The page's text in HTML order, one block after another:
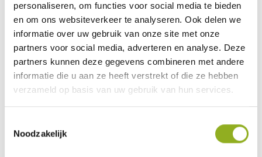
personaliseren, om functies voor social media te bieden
en om ons websiteverkeer te analyseren. Ook delen we
informatie over uw gebruik van onze site met onze
partners voor social media, adverteren en analyse. Deze
partners kunnen deze gegevens combineren met andere
informatie die u aan ze heeft verstrekt of die ze hebben
verzameld op basis van uw gebruik van hun services.
Noodzakelijk